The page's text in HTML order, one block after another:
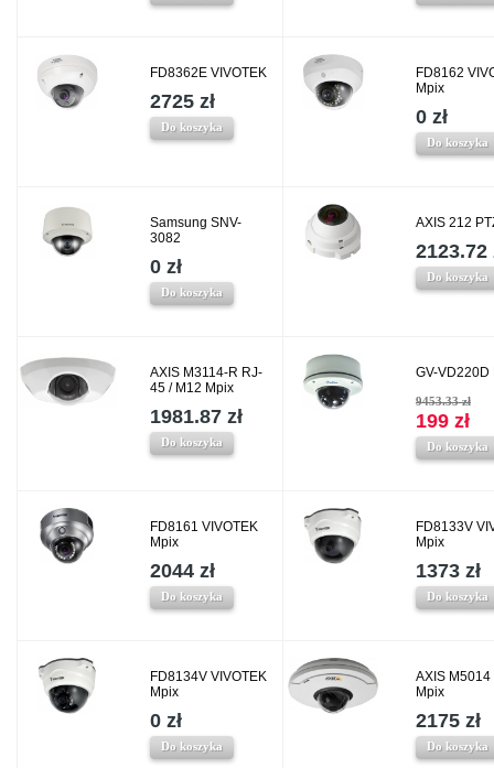
FD8362E VIVOTEK
2725 zł
Do koszyka
FD8162
Mpix
0 zł
Do koszyka
Samsung SNV-
3082
0 zł
Do koszyka
AXIS 212
2123.72
Do koszyka
AXIS M3114-R RJ-
45 / M12 Mpix
1981.87 zł
Do koszyka
GV-VD220D
9453.33 zł
199 zł
Do koszyka
FD8161 VIVOTEK
Mpix
2044 zł
Do koszyka
FD8133V
Mpix
1373 zł
Do koszyka
FD8134V VIVOTEK
Mpix
0 zł
Do koszyka
AXIS M5014
Mpix
2175 zł
Do koszyka